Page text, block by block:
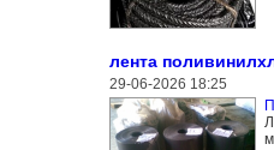
лента
29-06-2026 18:25